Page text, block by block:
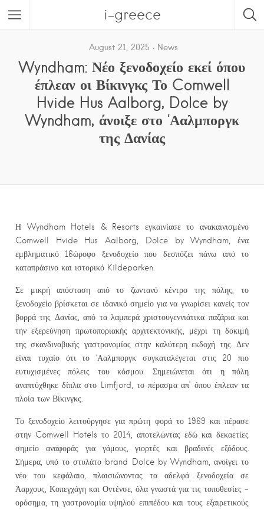
i-greece
August 21, 2025 News
Wyndham: Νέο ξενοδοχείο εκεί όπου
έπλεαν οι Βίκινγκς Το Comwell
Hvide Hus Aalborg, Dolce by
Wyndham, άνοιξε στο ‘Ααλμποργκ
της Δανίας
Η Wyndham Hotels & Resorts εγκαινίασε το ανακαινισμένο
Comwell Hvide Hus Aalborg, Dolce by Wyndham, ένα
εμβληματικό 16ώροφο ξενοδοχείο που δεσπόζει πάνω από το
καταπράσινο και ιστορικό Kildeparken.
Σε μικρή απόσταση από το ζωντανό κέντρο της πόλης, το
ξενοδοχείο βρίσκεται σε ιδανικό σημείο για να γνωρίσει κανείς τον
βορρά της Δανίας, από τα λαμπερά χριστουγεννιάτικα παζάρια και
την εξερεύνηση πρωτοποριακής αρχιτεκτονικής, μέχρι τη δοκιμή
της σκανδιναβικής γαστρονομίας στην καλύτερη εκδοχή της. Δεν
είναι τυχαίο ότι το ‘Ααλμποργκ συγκαταλέγεται στις 20 πιο
ευτυχισμένες πόλεις του κόσμου. Σημειώνεται ότι η πόλη
αναπτύχθηκε δίπλα στο Limfjord, το πέρασμα απ’ όπου έπλεαν τα
πλοία των Βίκινγκς.
Το ξενοδοχείο λειτούργησε για πρώτη φορά το 1969 και πέρασε
στην Comwell Hotels το 2014, αποτελώντας εδώ και δεκαετίες
σημείο αναφοράς για γάμους, γιορτές και βραδινές εξόδους.
Σήμερα, υπό το στυλάτο brand Dolce by Wyndham, ανοίγει το
νέο του κεφάλαιο, πλαισιώνοντας τα αδελφά ξενοδοχεία σε
Άαρχους, Κοπεγχάγη και Οντένσε, όλα γνωστά για τις τοποθεσίες –
ορόσημα, τη γαστρονομία υψηλού επιπέδου και τους εξαιρετικούς